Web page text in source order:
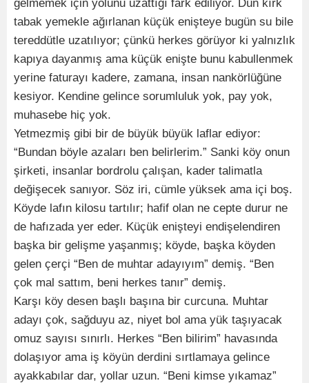
gelmemek için yolunu uzattığı fark ediliyor. Dün kırk
tabak yemekle ağırlanan küçük enişteye bugün su bile
tereddütle uzatılıyor; çünkü herkes görüyor ki yalnızlık
kapıya dayanmış ama küçük enişte bunu kabullenmek
yerine faturayı kadere, zamana, insan nankörlüğüne
kesiyor. Kendine gelince sorumluluk yok, pay yok,
muhasebe hiç yok.
Yetmezmiş gibi bir de büyük büyük laflar ediyor:
“Bundan böyle azaları ben belirlerim.” Sanki köy onun
şirketi, insanlar bordrolu çalışan, kader talimatla
değişecek sanıyor. Söz iri, cümle yüksek ama içi boş.
Köyde lafın kilosu tartılır; hafif olan ne cepte durur ne
de hafızada yer eder. Küçük enişteyi endişelendiren
başka bir gelişme yaşanmış; köyde, başka köyden
gelen çerçi “Ben de muhtar adayıyım” demiş. “Ben
çok mal sattım, beni herkes tanır” demiş.
Karşı köy desen başlı başına bir curcuna. Muhtar
adayı çok, sağduyu az, niyet bol ama yük taşıyacak
omuz sayısı sınırlı. Herkes “Ben bilirim” havasında
dolaşıyor ama iş köyün derdini sırtlamaya gelince
ayakkabılar dar, yollar uzun. “Beni kimse yıkamaz”